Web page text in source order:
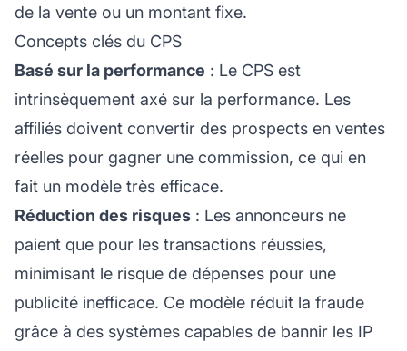
de la vente ou un montant fixe.
Concepts clés du CPS
Basé sur la performance : Le CPS est
intrinsèquement axé sur la performance. Les
affiliés doivent convertir des prospects en ventes
réelles pour gagner une commission, ce qui en
fait un modèle très efficace.
Réduction des risques : Les annonceurs ne
paient que pour les transactions réussies,
minimisant le risque de dépenses pour une
publicité inefficace. Ce modèle réduit la fraude
grâce à des systèmes capables de bannir les IP